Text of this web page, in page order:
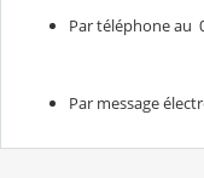
Par téléphone au
Par message